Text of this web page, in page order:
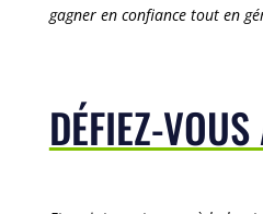
gagner en confiance tout en
DÉFIEZ-